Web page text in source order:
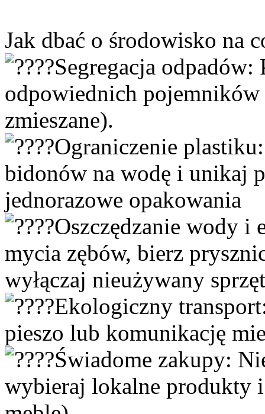
Jak dbać o środowisko na
Segregacja
odpowiednich
zmieszane).
Ograniczenie
bidonów na wodę i unikaj
jednorazowe opakowania
Oszczędzanie wody i
mycia zębów, bierz
wyłączaj nieużywany
Ekologiczny
pieszo lub komunikację
Świadome zakupy:
wybieraj lokalne produkty